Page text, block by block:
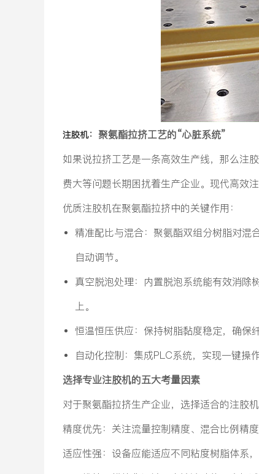
注胶机：聚氨酯拉挤工艺的“心脏系统”
如果说拉挤工艺是一条高效生产线，那么注
费大等问题长期困扰着生产企业。现代高效
优质注胶机在聚氨酯拉挤中的关键作用：
精准配比与混合：聚氨酯双组分树脂对混
自动调节。
真空脱泡处理：内置脱泡系统能有效消除
上。
恒温恒压供应：保持树脂黏度稳定，确保
自动化控制：集成PLC系统，实现一键操
选择专业注胶机的五大考量因素
对于聚氨酯拉挤生产企业，选择适合的注胶
精度优先：关注流量控制精度、混合比例精
适应性强：设备应能适应不同粘度树脂体系